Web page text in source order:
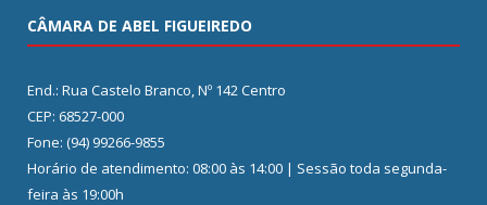
CÂMARA DE ABEL FIGUEIREDO
End.: Rua Castelo Branco, Nº 142 Centro
CEP: 68527-000
Fone: (94) 99266-9855
Horário de atendimento: 08:00 às 14:00 | Sessão toda segunda-
feira às 19:00h